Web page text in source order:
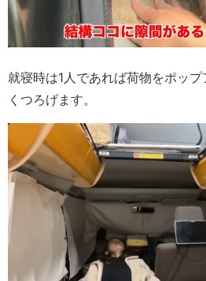
就寝時は1人であれば荷物をポッ
くつろげます。